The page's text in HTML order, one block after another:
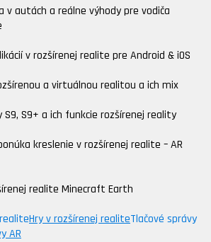
v autách a reálne výhody pre vodiča
v rozšírenej realite pre Android & iOS
a virtuálnou realitou a ich mix
S9, S9+ a ich funkcie rozšírenej reality
kreslenie v rozšírenej realite – AR
realite Minecraft Earth
Hry v rozšírenej realiteTlačové správy
AR